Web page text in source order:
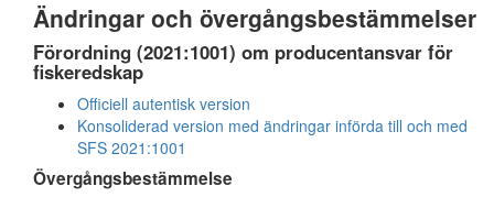
Ändringar och övergångsbestämmelser
Förordning (2021:1001) om producentansvar för
fiskeredskap
Officiell autentisk version
Konsoliderad version med ändringar införda till och med
SFS 2021:1001
Övergångsbestämmelse